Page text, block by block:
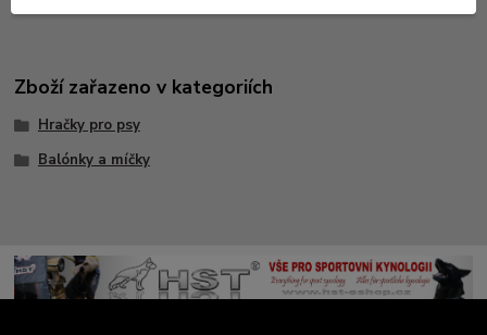
Zboží zařazeno v kategoriích
Hračky pro psy
Balónky a míčky